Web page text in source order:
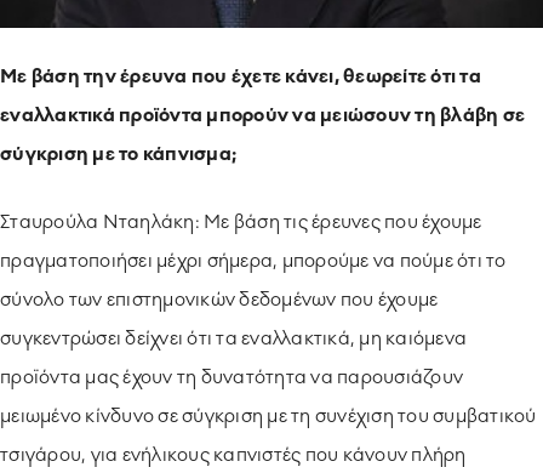
Με βάση την έρευνα που έχετε κάνει, θεωρείτε ότι τα
εναλλακτικά προϊόντα μπορούν να μειώσουν τη βλάβη σε
σύγκριση με το κάπνισμα;
Σταυρούλα Νταηλάκη: Με βάση τις έρευνες που έχουμε
πραγματοποιήσει μέχρι σήμερα, μπορούμε να πούμε ότι το
σύνολο των επιστημονικών δεδομένων που έχουμε
συγκεντρώσει δείχνει ότι τα εναλλακτικά, μη καιόμενα
προϊόντα μας έχουν τη δυνατότητα να παρουσιάζουν
μειωμένο κίνδυνο σε σύγκριση με τη συνέχιση του συμβατικού
τσιγάρου, για ενήλικους καπνιστές που κάνουν πλήρη